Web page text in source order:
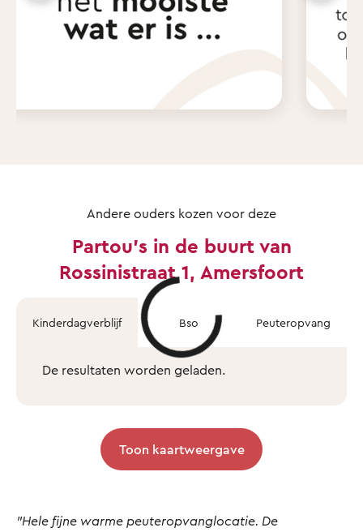
Andere ouders kozen voor deze
Partou's in de buurt van
Rossinistraat 1, Amersfoort
Kinderdagverblijf Bso Peuteropvang
De resultaten worden geladen.
Toon kaartweergave
"Hele fijne warme peuteropvanglocatie. De